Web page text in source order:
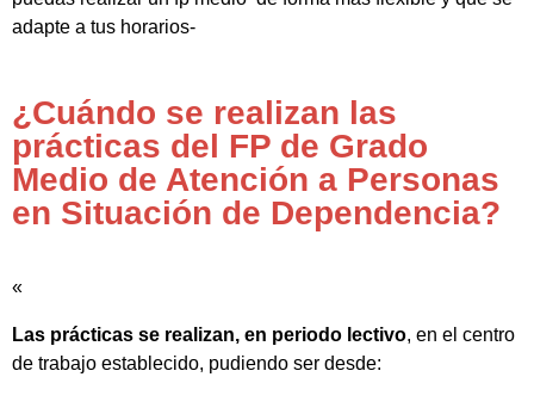
adapte a tus horarios-
¿Cuándo se realizan las
prácticas del FP de Grado
Medio de Atención a Personas
en Situación de Dependencia?
«
Las prácticas se realizan, en periodo lectivo, en el centro
de trabajo establecido, pudiendo ser desde: